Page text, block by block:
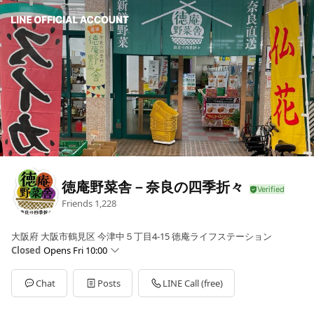
徳庵野菜舎－奈良の四季折々
Friends 1,228
大阪府 大阪市鶴見区 今津中５丁目4-15 徳庵ライフステーション
Closed Opens Fri 10:00
SunClosed
Mon10:00 - 18:00
Tue
10:00 - 18:00
Chat Posts LINE Call (free)